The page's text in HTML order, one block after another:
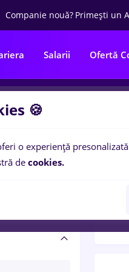
Companie nouă? Primești un
Salarii Ofertă
🍪
o experiență
de cookies.